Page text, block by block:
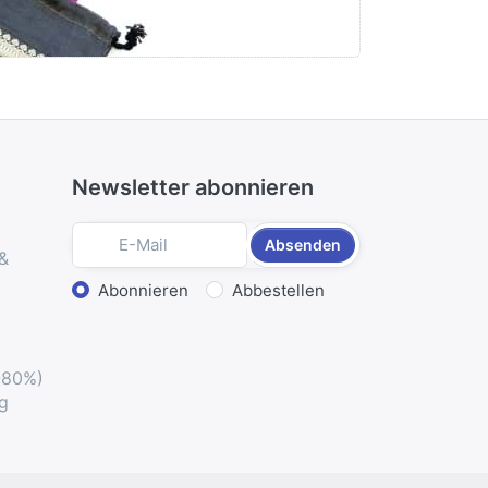
Newsletter abonnieren
Absenden
Aktion wählen
Abonnieren Abbestellen